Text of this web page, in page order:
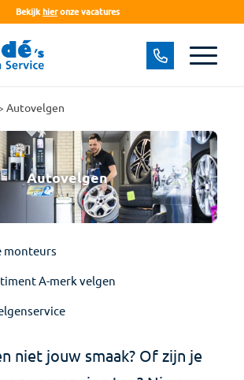
Bekijk hieronze vacatures
Autovelgen
Autovelgen
monteurs
A-merk velgen
niet jouw smaak? Of zijn je